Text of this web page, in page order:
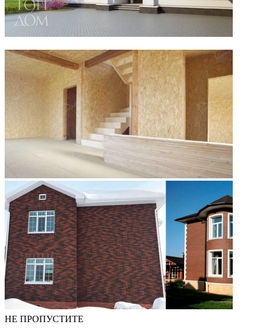
НЕ ПРОПУСТИТЕ